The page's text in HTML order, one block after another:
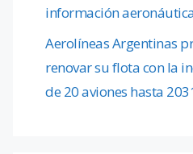
información
Aerolíneas Argentinas
renovar su flota con la
de 20 aviones hasta